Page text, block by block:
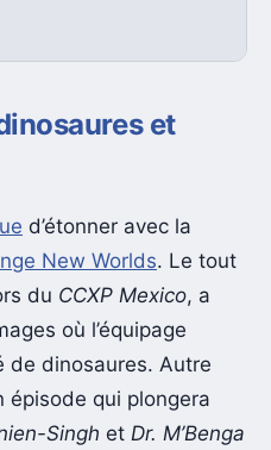
et
d’étonner avec la
New Worlds. Le tout
du CCXP Mexico, a
où l’équipage
de dinosaures. Autre
épisode qui plongera
Singh et Dr. M’Benga